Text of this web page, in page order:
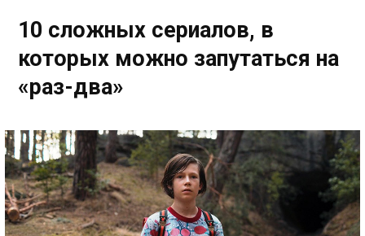
10 сложных сериалов, в
которых можно запутаться на
«раз-два»